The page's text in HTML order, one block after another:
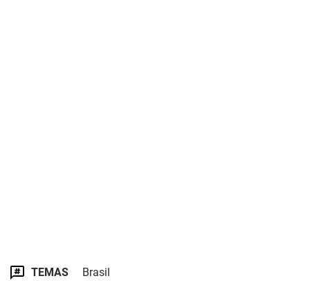
TEMAS Brasil